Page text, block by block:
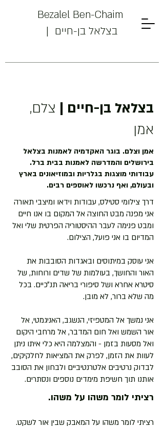
Bezalel Ben-Chaim
| בצלאל בן-חיים
בצלאל בן-חיים | צלם,
אמן
אמן וצלם. בוגר האקדמיה לאמנות בצלאל
בירושלים והמדרשה לאמנות בבית ברל.
עבודותי מוצגות בגלריות ובמוזיאונים בארץ
ובעולם, ואף נרכשו לאוספים רבים.
דרך צילומי סטילס, עבודות וידאו ומיצבי תאורה
אני מפנה מבט החוצה אל המקום בו אנו חיים
ומבט פנימה לעבר ההיסטוריה הפרטית שלי ואל
המדיום בו אני פועל, הצילום.
אני עוסק במיתוסים ובאגדות הסובבות את
האור והחושך, בעולמות של שדים ורוחות, של
סיטרא אחרא ושל סיפורי בריאה תנ״כיים. בכל
מה שלא ברור, לא מובן.
אני נמשך אל המטפיזי, הנשגב, האניגמטי, אל
אור השמש ואל חום המדבר, אל מרחבי היקום
ואל מסעות בזמן - והמצלמה היא כלי איתו ניתן
לעוות את הזמן, לפרק את המציאות לחלקיקים,
לבדוק נרטיבים אלטרנטיביים ולבחון את הסובב
אותנו תוך חשיפת מימדים נוספים ונסתרים.
רציתי לומר משהו על משהו.
רציתי לומר משהו על המאבק שבין אור לשקט.